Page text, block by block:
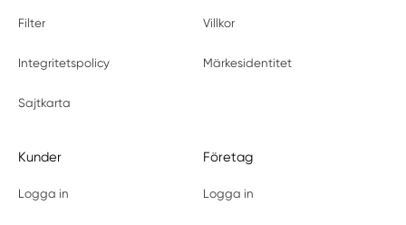
Filter Villkor
Integritetspolicy Märkesidentitet
Sajtkarta
Kunder
Logga in
Företag
Logga in